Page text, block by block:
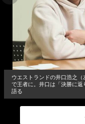
ウエストランドの井口浩之
で王者に。井口は「決勝に
語る